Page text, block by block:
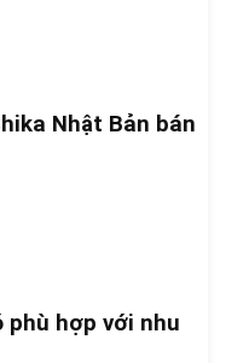
Nhật Bản bán
phù hợp với nhu